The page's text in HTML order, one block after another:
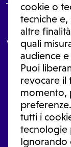
cookie o
tecniche
altre
quali
audience
Puoi
revocare il
momento,
tutti i
tecnologie
Ignorando
Le informazioni
In nessun caso,
visita o una diagnosi
le informazioni
una diagnosi, la
sospensione di
Condizioni